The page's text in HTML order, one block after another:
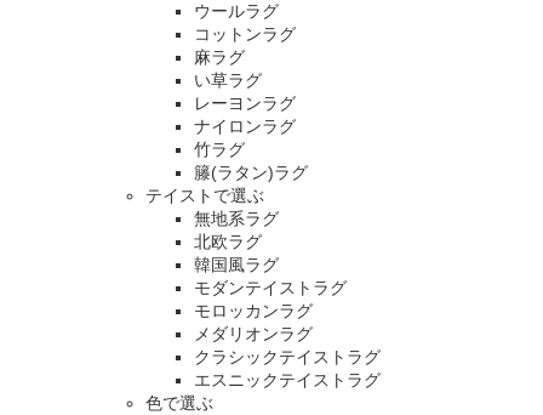
ウールラグ
コットンラグ
麻ラグ
い草ラグ
レーヨンラグ
ナイロンラグ
竹ラグ
籐(ラタン)ラグ
テイストで選ぶ
無地系ラグ
北欧ラグ
韓国風ラグ
モダンテイストラグ
モロッカンラグ
メダリオンラグ
クラシックテイストラグ
エスニックテイストラグ
色で選ぶ